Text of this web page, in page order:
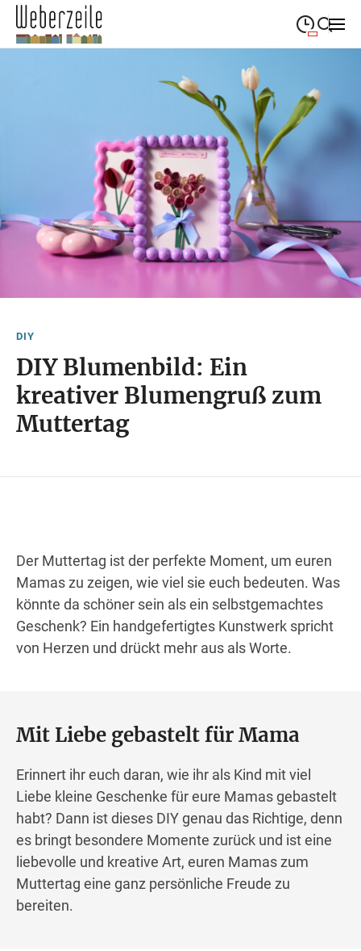
Suche schließen
09:00—19:00
09:00
DONNERSTAG 09:00
Freitag
FREITAG 09:00—19:00
18:00
Wegbeschreibung
DIY
DIY Blumenbild: Ein
kreativer Blumengruß zum
Muttertag
Der Muttertag ist der perfekte Moment, um euren
Mamas zu zeigen, wie viel sie euch bedeuten. Was
könnte da schöner sein als ein selbstgemachtes
Geschenk? Ein handgefertigtes Kunstwerk spricht
von Herzen und drückt mehr aus als Worte.
Mit Liebe gebastelt für Mama
Erinnert ihr euch daran, wie ihr als Kind mit viel
Liebe kleine Geschenke für eure Mamas gebastelt
habt? Dann ist dieses DIY genau das Richtige, denn
es bringt besondere Momente zurück und ist eine
liebevolle und kreative Art, euren Mamas zum
Muttertag eine ganz persönliche Freude zu
bereiten.